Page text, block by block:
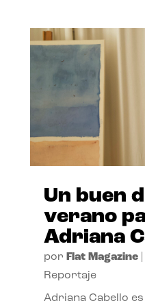
Un buen
verano
Adriana
por Flat Magazine|
Reportaje
Adriana Cabello